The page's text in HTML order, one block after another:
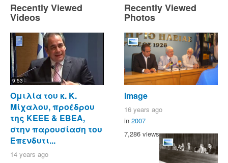
Recently Viewed
Videos
9:53
Ομιλία του κ. Κ.
Μίχαλου, προέδρου
της ΚΕΕΕ & ΕΒΕΑ,
στην παρουσίαση του
Επενδυτι...
14 years ago
Recently Viewed
Photos
Image
16 years ago
in 2007
7,286 views